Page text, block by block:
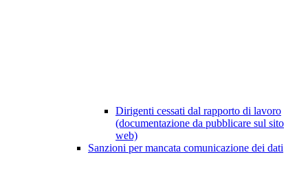
Dirigenti cessati dal rapporto di lavoro
(documentazione da pubblicare sul sito
web)
Sanzioni per mancata comunicazione dei dati